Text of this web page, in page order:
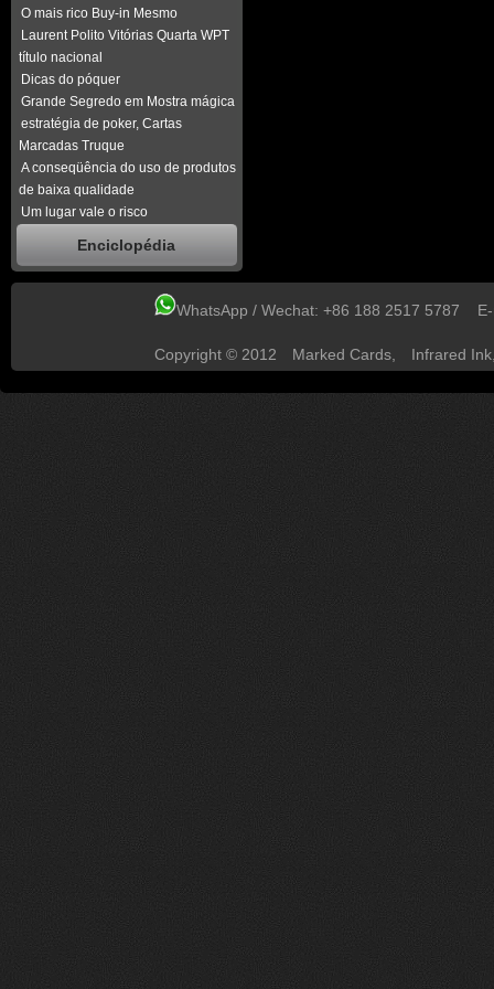
O mais rico Buy-in Mesmo
Laurent Polito Vitórias Quarta WPT
título nacional
Dicas do póquer
Grande Segredo em Mostra mágica
estratégia de poker, Cartas
Marcadas Truque
A conseqüência do uso de produtos
de baixa qualidade
Um lugar vale o risco
Enciclopédia
WhatsApp / Wechat: +86 188 2517 5787
Copyright © 2012 Marked Cards Infrared Ink